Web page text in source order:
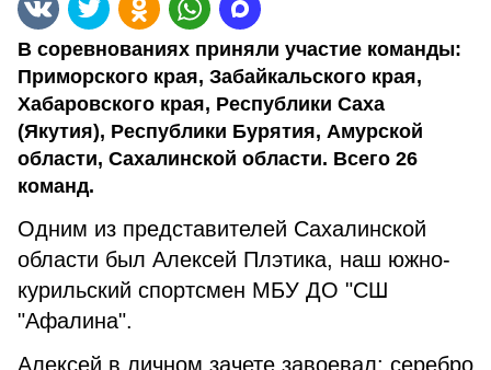
В соревнованиях приняли участие команды:
Приморского края, Забайкальского края,
Хабаровского края, Республики Саха
(Якутия), Республики Бурятия, Амурской
области, Сахалинской области. Всего 26
команд.
Одним из представителей Сахалинской
области был Алексей Плэтика, наш южно-
курильский спортсмен МБУ ДО "СШ
"Афалина".
Алексей в личном зачете завоевал: серебро